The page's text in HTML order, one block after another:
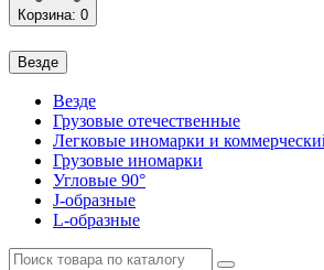
Корзина: 0
Везде
Везде
Грузовые отечественные
Легковые иномарки и
Грузовые иномарки
Угловые 90°
J-образные
L-образные